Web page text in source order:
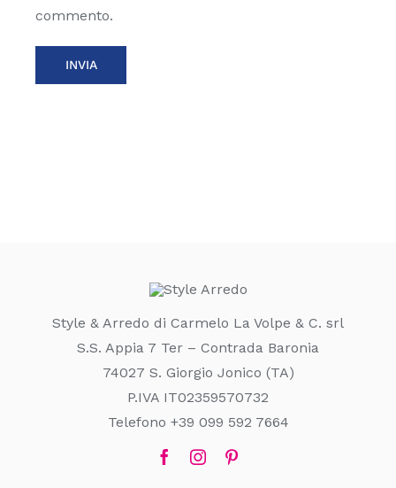
commento.
Style & Arredo di Carmelo La Volpe & C. srl
S.S. Appia 7 Ter – Contrada Baronia
74027 S. Giorgio Jonico (TA)
P.IVA IT02359570732
Telefono +39 099 592 7664